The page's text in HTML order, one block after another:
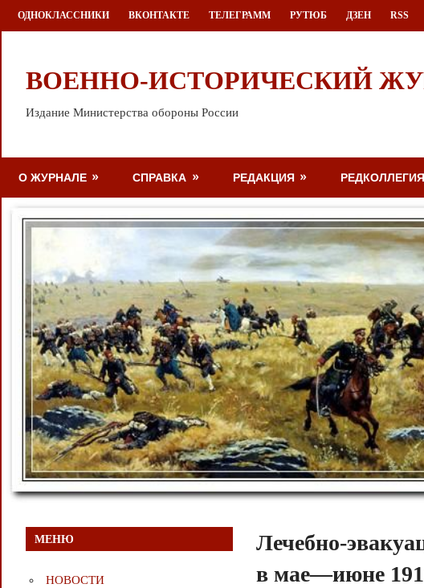
Перейти
к
ОДНОКЛАССНИКИ ВКОНТАКТЕ ТЕЛЕГРАММ РУТЮБ ДЗЕН RSS
ВОЕННО-ИСТОРИЧЕСКИЙ
Издание Министерства обороны России
О ЖУРНАЛЕ СПРАВКА РЕДАКЦИЯ РЕДКОЛЛЕГИЯ
Лечебно-
в мае—июне
МЕНЮ
НОВОСТИ